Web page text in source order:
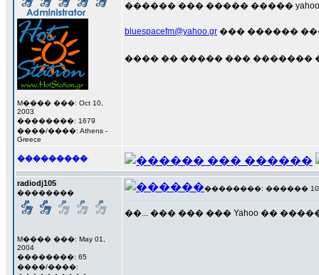
M���� ���: Oct 10,
2003
��������: 1679
����/����: Athens -
Greece
������ ��� ����� �����
bluespacefm@yahoo.gr ��� ������
���� �� ����� ��� �������
���������
radiodj105
��������
M���� ���: May 01,
2004
��������: 65
����/����:
��������: ������ 10
��... ��� ��� ��� Yahoo ��